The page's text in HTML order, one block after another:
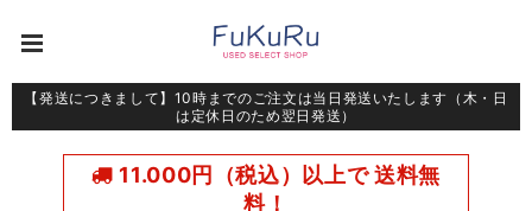
【発送につきまして】10時までのご注文は当日発送いたします（木・日
は定休日のため翌日発送）
11.000円（税込）以上で 送料無
料！